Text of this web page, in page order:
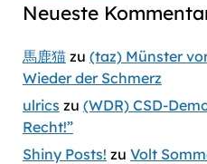
Neueste
馬鹿猫zu (taz) Münster
Wieder der Schmerz
ulrics zu (WDR) CSD-
Recht!”
Shiny Posts! zu Volt